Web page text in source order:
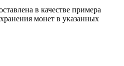
в качестве примера
монет в указанных